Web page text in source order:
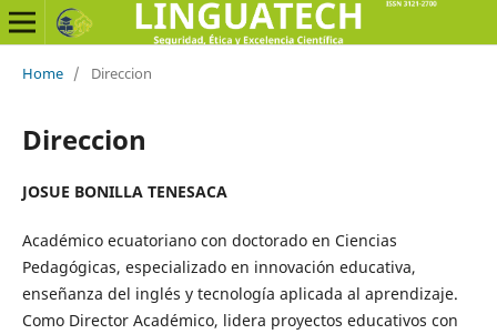
Home / Direccion
Direccion
JOSUE BONILLA TENESACA
Académico ecuatoriano con doctorado en Ciencias
Pedagógicas, especializado en innovación educativa,
enseñanza del inglés y tecnología aplicada al aprendizaje.
Como Director Académico, lidera proyectos educativos con